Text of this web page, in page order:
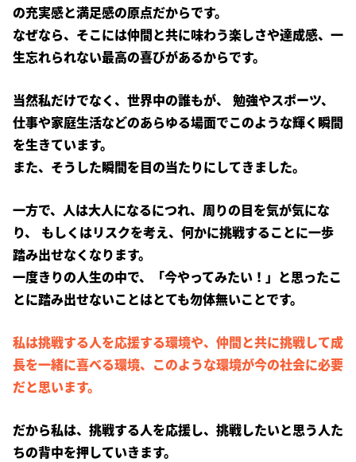
の充実感と満足感の原点だからです。
なぜなら、そこには仲間と共に味わう楽しさや達成感、一
生忘れられない最高の喜びがあるからです。
当然私だけでなく、世界中の誰もが、 勉強やスポーツ、
仕事や家庭生活などのあらゆる場面でこのような輝く瞬間
を生きています。
また、そうした瞬間を目の当たりにしてきました。
一方で、人は大人になるにつれ、周りの目を気が気にな
り、 もしくはリスクを考え、何かに挑戦することに一歩
踏み出せなくなります。
一度きりの人生の中で、「今やってみたい！」と思ったこ
とに踏み出せないことはとても勿体無いことです。
私は挑戦する人を応援する環境や、仲間と共に挑戦して成
長を一緒に喜べる環境、このような環境が今の社会に必要
だと思います。
だから私は、挑戦する人を応援し、挑戦したいと思う人た
ちの背中を押していきます。